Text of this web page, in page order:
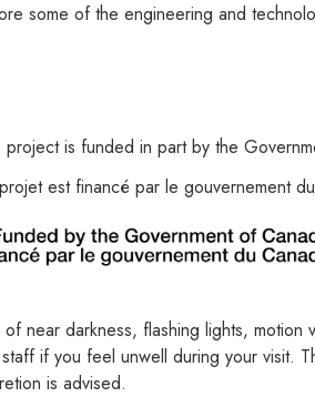
some of the engineering and
project is funded in part by the
est financé par le gouvernement
near darkness, flashing lights, motion
if you feel unwell during your visit.
is advised.